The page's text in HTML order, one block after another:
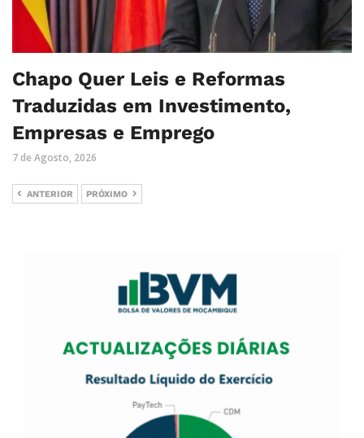
Chapo Quer Leis e Reformas
Traduzidas em Investimento,
Empresas e Emprego
7 de Agosto, 2026
ANTERIOR PRÓXIMO